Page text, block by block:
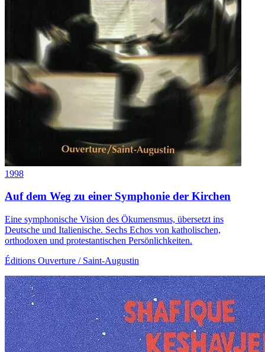
1998
Auf dem Weg zu einer Symphonie der Kirchen
Eine symphonische Vision des Ökumensmus, übersetzt ins
Deutsche und Italienische. Sechs Echos von katholischen,
orthodoxen und protestantischen Persönlichkeiten.
Éditions Ouverture / Saint-Augustin